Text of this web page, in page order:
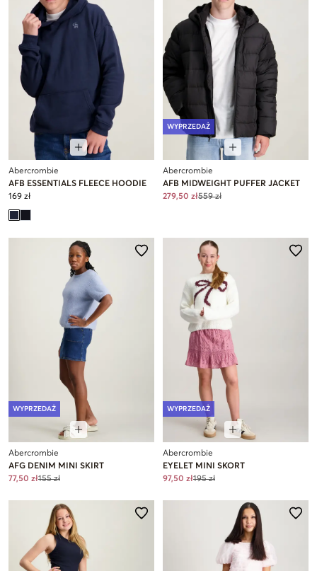
Abercrombie
AFB ESSENTIALS FLEECE HOODIE
169 zł
WYPRZEDAŻ
Abercrombie
AFB MIDWEIGHT PUFFER JACKET
279,50 zł559 zł
WYPRZEDAŻ
Abercrombie
AFG DENIM MINI SKIRT
77,50 zł155 zł
WYPRZEDAŻ
Abercrombie
EYELET MINI SKORT
97,50 zł195 zł